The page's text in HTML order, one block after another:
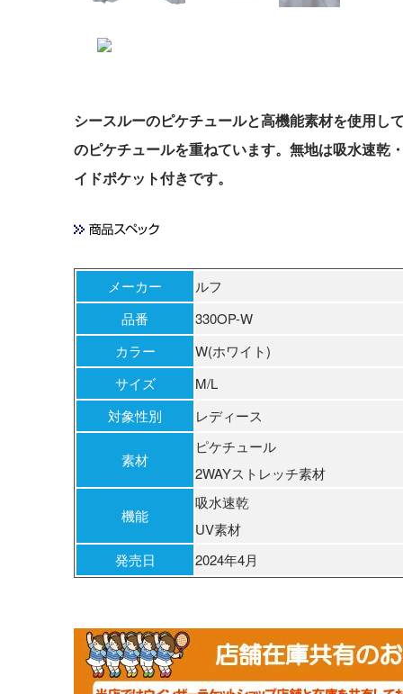
シースルーのピケチュールと高機能素材を使用し
のピケチュールを重ねています。無地は吸水速乾
イドポケット付きです。
メーカー
ルフ
品番
330OP-W
カラー
W(ホワイト)
サイズ
M/L
対象性別
レディース
素材
ピケチュール
2WAYストレッチ素材
機能
吸水速乾
UV素材
発売日
2024年4月